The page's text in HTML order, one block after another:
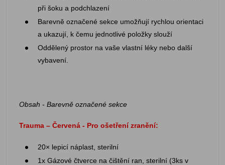
při šoku a podchlazení
Barevně označené sekce umožňují rychlou orientaci
a ukazují, k čemu jednotlivé položky slouží
Oddělený prostor na vaše vlastní léky nebo další
vybavení.
Obsah - Barevně označené sekce
Trauma – Červená - Pro ošetření zranění:
20× lepicí náplast, sterilní
1x Gázové čtverce na čištění ran, sterilní (3ks v